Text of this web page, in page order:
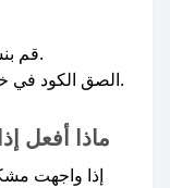
قم بنسخ كوبون العز للعود من تطبيق صحصح.
الصق الكود في خانة الدفع عند طلب من متجر العز للعود.
ماذا أفعل
إذا واجهت